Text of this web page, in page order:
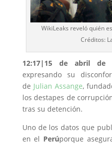
WikiLeaks reveló quién
Créditos:
12:17|15 de abril de
expresando su
de Julian Assange,
los destapes de
tras su detención.
Uno de los datos que
en el Perúporque